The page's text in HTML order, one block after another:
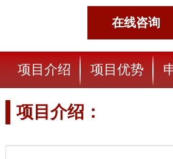
在线咨询
项目介绍 项目优势
项目介绍：